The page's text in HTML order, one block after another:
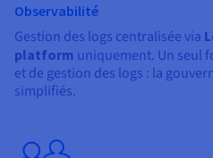
Observabilité
Gestion des logs centralisée via
platform uniquement. Un seul
et de gestion des logs : la
simplifiés.